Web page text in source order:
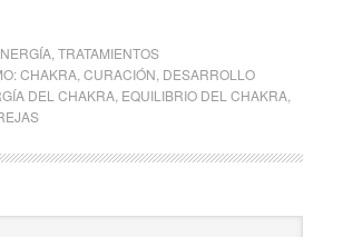
, TRATAMIENTOS
CHAKRA, CURACIÓN DESARROLLO
DEL CHAKRA, EQUILIBRIO DEL CHAKRA,